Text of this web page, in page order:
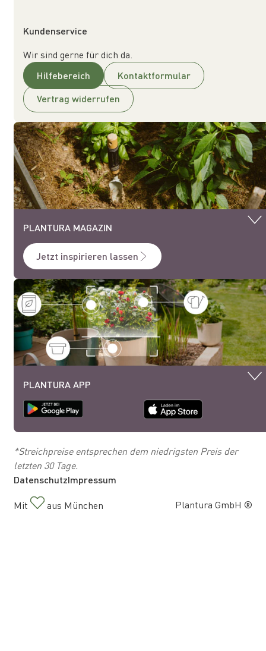
Kundenservice
Wir sind gerne für dich da.
Hilfebereich
Kontaktformular
Vertrag widerrufen
PLANTURA MAGAZIN
Jetzt inspirieren lassen
PLANTURA APP
*Streichpreise entsprechen dem niedrigsten Preis der
letzten 30 Tage.
Plantura GmbH ®
Mit aus München
DatenschutzImpressum